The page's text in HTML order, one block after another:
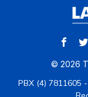
© 2026
PBX (4) 7811605